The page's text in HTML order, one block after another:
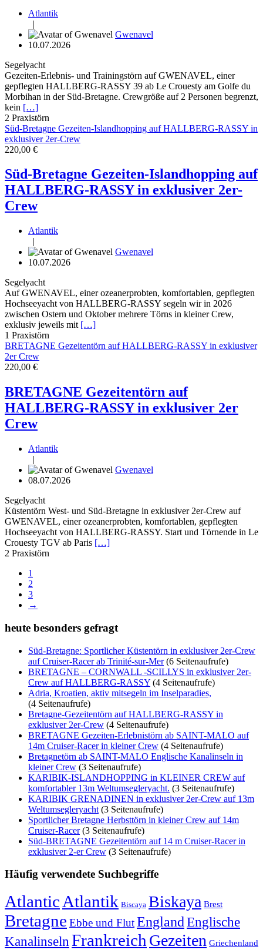
Atlantik
|
Gwenavel
10.07.2026
Segelyacht
Gezeiten-Erlebnis- und Trainingstörn auf GWENAVEL, einer
gepflegten HALLBERG-RASSY 39 ab Le Crouesty am Golfe du
Morbihan in der Süd-Bretagne. Crewgröße auf 2 Personen begrenzt,
kein […]
2 Praxistörn
Süd-Bretagne Gezeiten-Islandhopping auf HALLBERG-RASSY in
exklusiver 2er-Crew
220,00 €
Süd-Bretagne Gezeiten-Islandhopping auf
HALLBERG-RASSY in exklusiver 2er-
Crew
Atlantik
|
Gwenavel
10.07.2026
Segelyacht
Auf GWENAVEL, einer ozeanerprobten, komfortablen, gepflegten
Hochseeyacht von HALLBERG-RASSY segeln wir in 2026
zwischen Ostern und Oktober mehrere Törns in kleiner Crew,
exklusiv jeweils mit […]
1 Praxistörn
BRETAGNE Gezeitentörn auf HALLBERG-RASSY in exklusiver
2er Crew
220,00 €
BRETAGNE Gezeitentörn auf
HALLBERG-RASSY in exklusiver 2er
Crew
Atlantik
|
Gwenavel
08.07.2026
Segelyacht
Küstentörn West- und Süd-Bretagne in exklusiver 2er-Crew auf
GWENAVEL, einer ozeanerprobten, komfortablen, gepflegten
Hochseeyacht von HALLBERG-RASSY. Start und Törnende in Le
Crouesty TGV ab Paris […]
2 Praxistörn
1
2
3
→
heute besonders gefragt
Süd-Bretagne: Sportlicher Küstentörn in exklusiver 2er-Crew
auf Cruiser-Racer ab Trinité-sur-Mer(6 Seitenaufrufe)
BRETAGNE – CORNWALL -SCILLYS in exklusiver 2er-
Crew auf HALLBERG-RASSY (4 Seitenaufrufe)
Adria, Kroatien, aktiv mitsegeln im Inselparadies,
(4 Seitenaufrufe)
Bretagne-Gezeitentörn auf HALLBERG-RASSY in
exklusiver 2er-Crew (4 Seitenaufrufe)
BRETAGNE Gezeiten-Erlebnistörn ab SAINT-MALO auf
14m Cruiser-Racer in kleiner Crew (4 Seitenaufrufe)
Bretagnetörn ab SAINT-MALO Englische Kanalinseln in
kleiner Crew (3 Seitenaufrufe)
KARIBIK-ISLANDHOPPING in KLEINER CREW auf
komfortabler 13m Weltumsegleryacht. (3 Seitenaufrufe)
KARIBIK GRENADINEN in exklusiver 2er-Crew auf 13m
Weltumsegleryacht (3 Seitenaufrufe)
Sportlicher Bretagne Herbsttörn in kleiner Crew auf 14m
Cruiser-Racer(3 Seitenaufrufe)
Süd-BRETAGNE Gezeitentörn auf 14 m Cruiser-Racer in
exklusiver 2-er Crew (3 Seitenaufrufe)
Häufig verwendete Suchbegriffe
Atlantic Atlantik Biscaya Biskaya Brest
Bretagne Ebbe und Flut EnglandEnglische
Kanalinseln Frankreich Gezeiten Griechenland